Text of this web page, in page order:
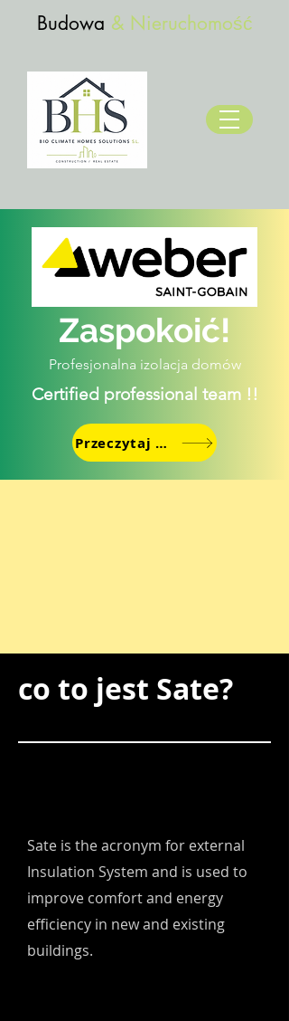
Budowa & Nieruchomość
Zaspokoić!
Profesjonalna izolacja domów
Certified professional team !!
Przeczytaj więcej
co to jest Sate?
Sate is the acronym for external
Insulation System and is used to
improve comfort and energy
efficiency in new and existing
buildings.